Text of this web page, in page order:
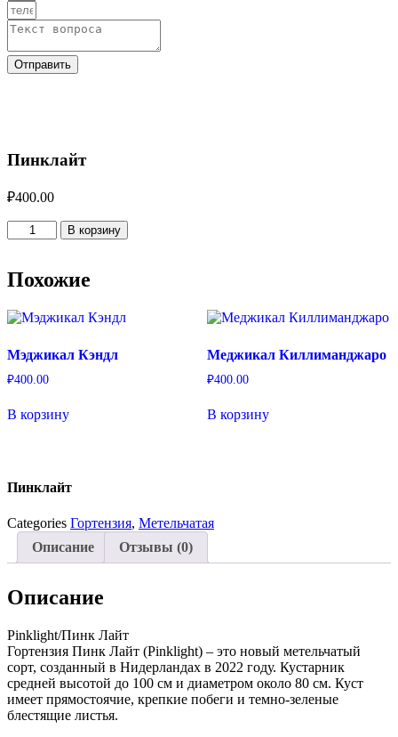
Отправить
Пинклайт
₽400.00
Количество
товара
В корзину
Похожие
Мэджикал Кэндл
₽400.00
В корзину
Меджикал Киллиманджаро
₽400.00
В корзину
Пинклайт
Categories Гортензия, Метельчатая
Описание
Отзывы (0)
Описание
Pinklight/Пинк Лайт
Гортензия Пинк Лайт (Pinklight) – это новый метельчатый
сорт, созданный в Нидерландах в 2022 году. Кустарник
средней высотой до 100 см и диаметром около 80 см. Куст
имеет прямостоячие, крепкие побеги и темно-зеленые
блестящие листья.